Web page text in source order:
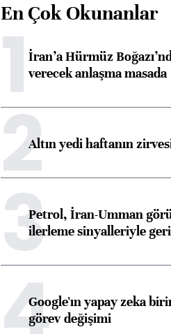
En Çok Okunanlar
1İran’a Hürmüz
verecek anlaşma masada
2Altın yedi haftanın
3Petrol, İran-Umman
ilerleme sinyalleriyle
4Google'ın yapay zeka
görev değişimi